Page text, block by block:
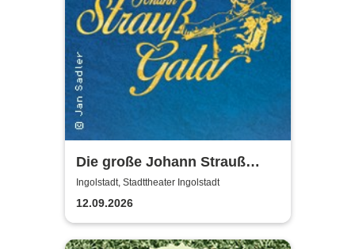
Die große Johann Strauß
Gala - unsterbliche Arien &
Duette der Strauß Familie
Ingolstadt, Stadttheater Ingolstadt
12.09.2026